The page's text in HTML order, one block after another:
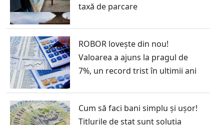
taxă de parcare
ROBOR lovește din nou!
Valoarea a ajuns la pragul de
7%, un record trist în ultimii ani
Cum să faci bani simplu și ușor!
Titlurile de stat sunt soluția